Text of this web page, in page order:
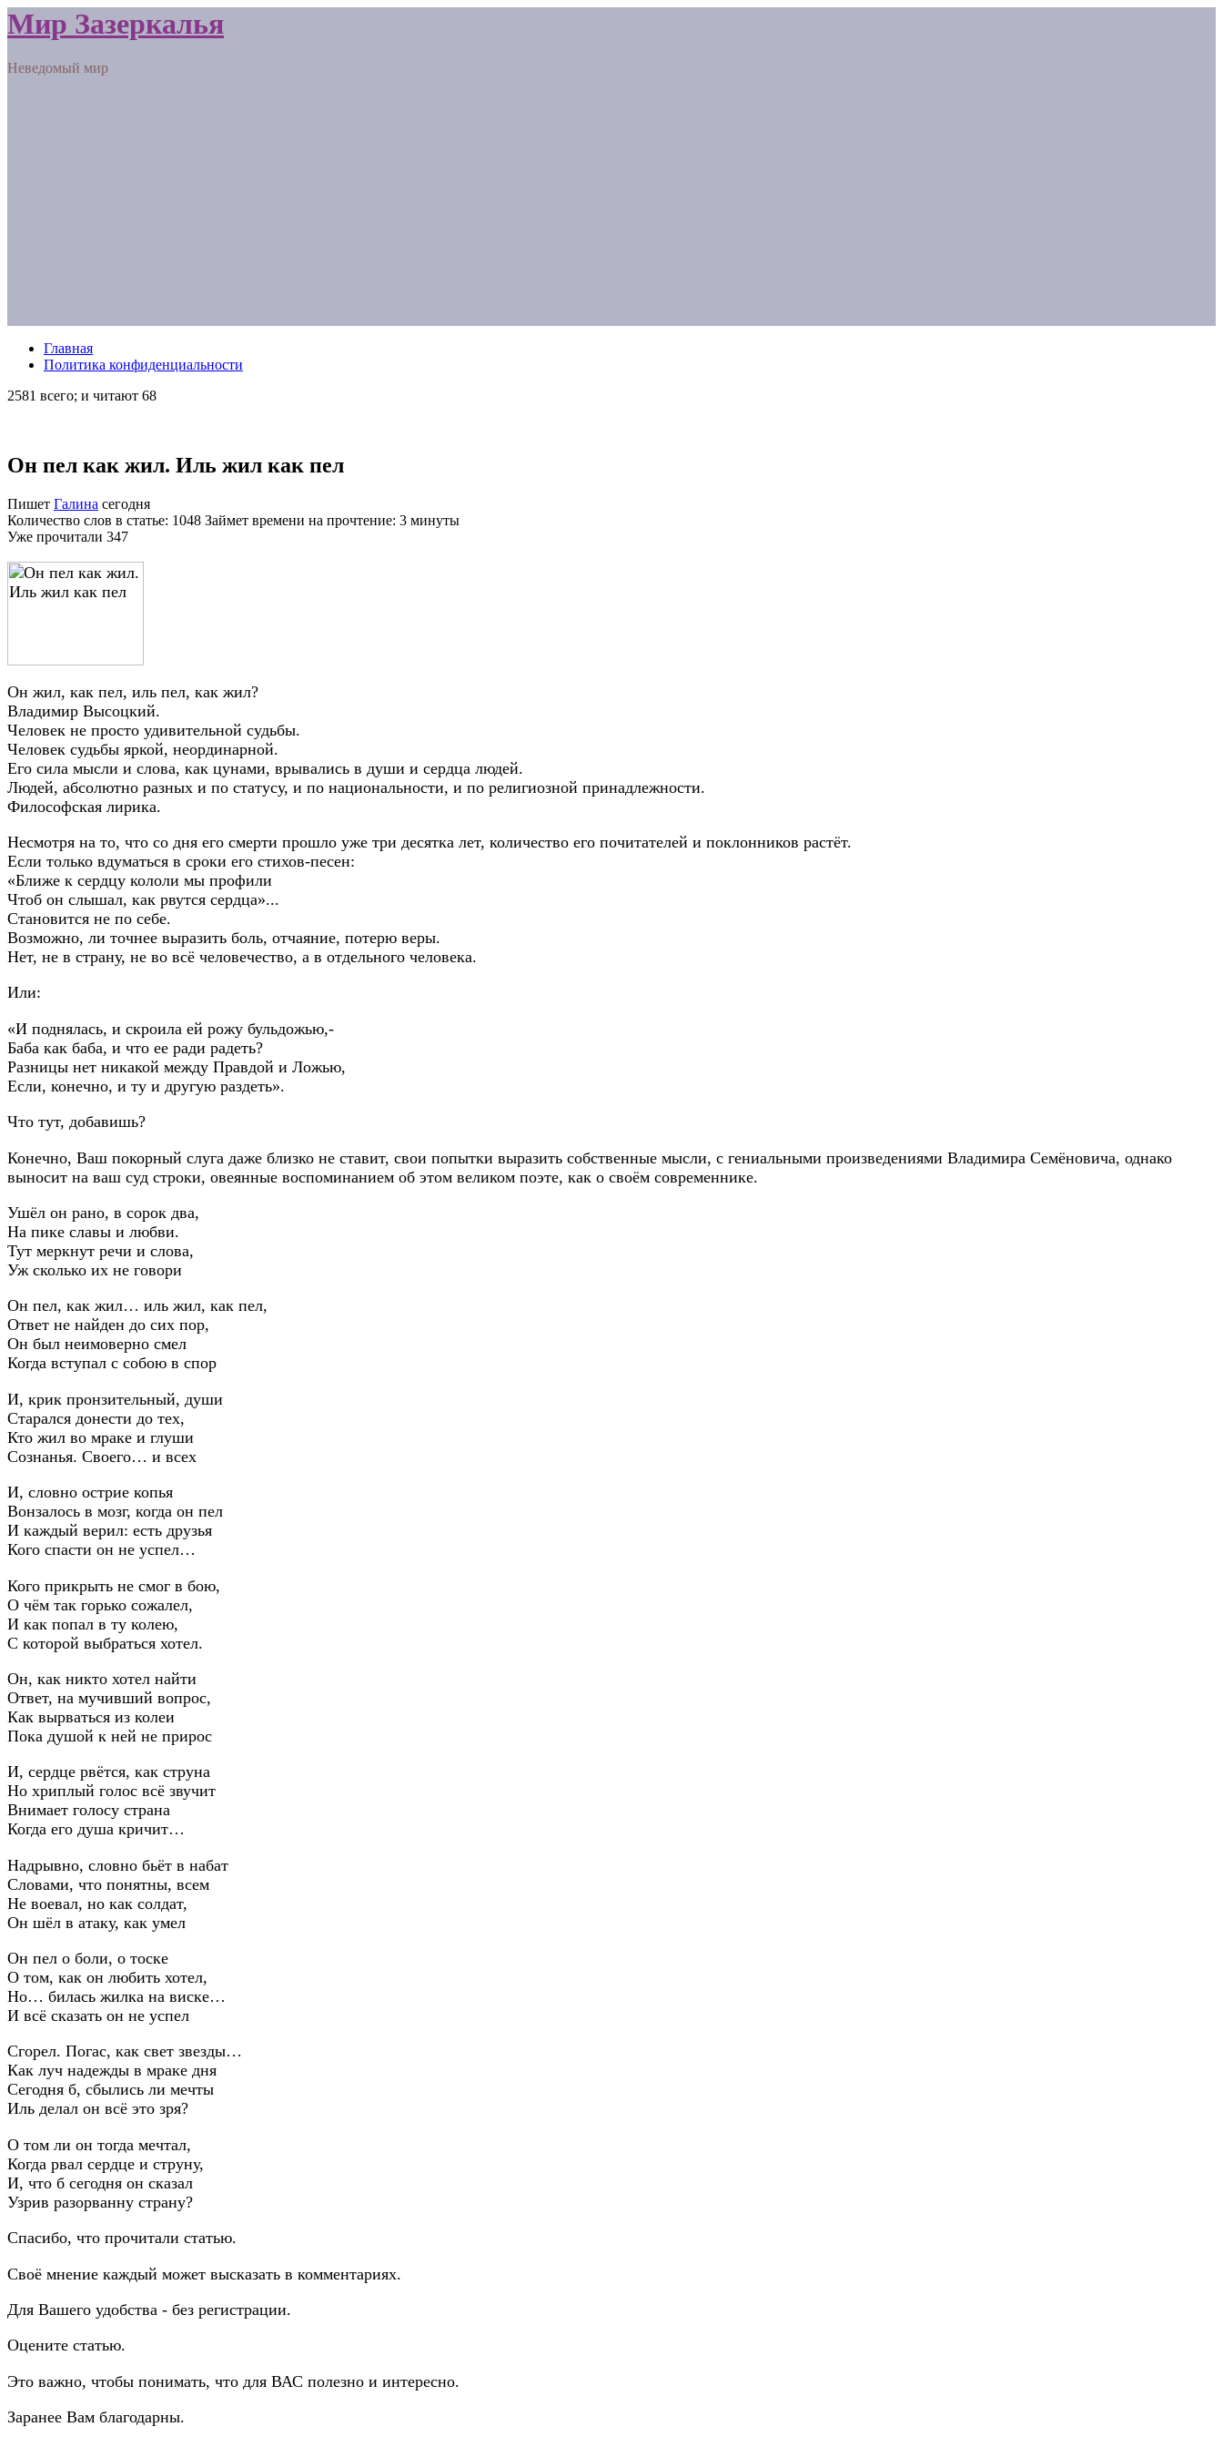
Мир Зазеркалья
Неведомый мир
Главная
Политика конфиденциальности
2581 всего; и читают 68
Он пел как жил. Иль жил как пел
Пишет Галина сегодня
Количество слов в статье: 1048 Займет времени на прочтение: 3 минуты
Уже прочитали 347
Он жил, как пел, иль пел, как жил?
Владимир Высоцкий.
Человек не просто удивительной судьбы.
Человек судьбы яркой, неординарной.
Его сила мысли и слова, как цунами, врывались в души и сердца людей.
Людей, абсолютно разных и по статусу, и по национальности, и по религиозной принадлежности.
Философская лирика.
Несмотря на то, что со дня его смерти прошло уже три десятка лет, количество его почитателей и поклонников растёт.
Если только вдуматься в сроки его стихов-песен:
«Ближе к сердцу кололи мы профили
Чтоб он слышал, как рвутся сердца»...
Становится не по себе.
Возможно, ли точнее выразить боль, отчаяние, потерю веры.
Нет, не в страну, не во всё человечество, а в отдельного человека.
Или:
«И поднялась, и скроила ей рожу бульдожью,-
Баба как баба, и что ее ради радеть?
Разницы нет никакой между Правдой и Ложью,
Если, конечно, и ту и другую раздеть».
Что тут, добавишь?
Конечно, Ваш покорный слуга даже близко не ставит, свои попытки выразить собственные мысли, с гениальными произведениями Владимира Семёновича, однако
выносит на ваш суд строки, овеянные воспоминанием об этом великом поэте, как о своём современнике.
Ушёл он рано, в сорок два,
На пике славы и любви.
Тут меркнут речи и слова,
Уж сколько их не говори
Он пел, как жил… иль жил, как пел,
Ответ не найден до сих пор,
Он был неимоверно смел
Когда вступал с собою в спор
И, крик пронзительный, души
Старался донести до тех,
Кто жил во мраке и глуши
Сознанья. Своего… и всех
И, словно острие копья
Вонзалось в мозг, когда он пел
И каждый верил: есть друзья
Кого спасти он не успел…
Кого прикрыть не смог в бою,
О чём так горько сожалел,
И как попал в ту колею,
С которой выбраться хотел.
Он, как никто хотел найти
Ответ, на мучивший вопрос,
Как вырваться из колеи
Пока душой к ней не прирос
И, сердце рвётся, как струна
Но хриплый голос всё звучит
Внимает голосу страна
Когда его душа кричит…
Надрывно, словно бьёт в набат
Словами, что понятны, всем
Не воевал, но как солдат,
Он шёл в атаку, как умел
Он пел о боли, о тоске
О том, как он любить хотел,
Но… билась жилка на виске…
И всё сказать он не успел
Сгорел. Погас, как свет звезды…
Как луч надежды в мраке дня
Сегодня б, сбылись ли мечты
Иль делал он всё это зря?
О том ли он тогда мечтал,
Когда рвал сердце и струну,
И, что б сегодня он сказал
Узрив разорванну страну?
Спасибо, что прочитали статью.
Своё мнение каждый может высказать в комментариях.
Для Вашего удобства - без регистрации.
Оцените статью.
Это важно, чтобы понимать, что для ВАС полезно и интересно.
Заранее Вам благодарны.